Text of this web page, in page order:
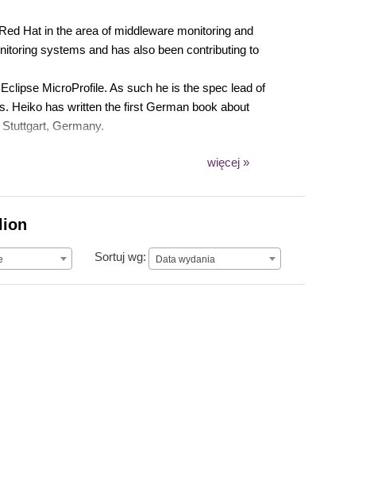
Hat in the area of middleware monitoring and
systems and has also been contributing to
MicroProfile. As such he is the spec lead of
Heiko has written the first German book about
Germany.
więcej »
Sortuj wg: Data wydania
Data wydania